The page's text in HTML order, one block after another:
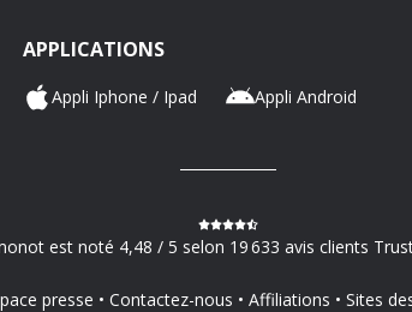
APPLICATIONS
Appli Iphone / Ipad Appli Android
est noté 4,48 / 5 selon 19 633 avis clients
presse Contactez-nous Affiliations Sites